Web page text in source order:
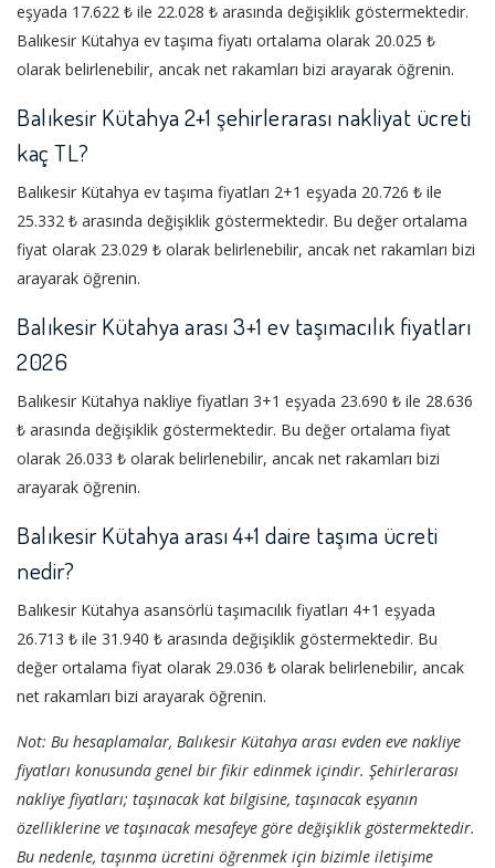
eşyada 17.622 ₺ ile 22.028 ₺ arasında değişiklik göstermektedir.
Balıkesir Kütahya ev taşıma fiyatı ortalama olarak 20.025 ₺
olarak belirlenebilir, ancak net rakamları bizi arayarak öğrenin.
Balıkesir Kütahya 2+1 şehirlerarası nakliyat ücreti
kaç TL?
Balıkesir Kütahya ev taşıma fiyatları 2+1 eşyada 20.726 ₺ ile
25.332 ₺ arasında değişiklik göstermektedir. Bu değer ortalama
fiyat olarak 23.029 ₺ olarak belirlenebilir, ancak net rakamları bizi
arayarak öğrenin.
Balıkesir Kütahya arası 3+1 ev taşımacılık fiyatları
2026
Balıkesir Kütahya nakliye fiyatları 3+1 eşyada 23.690 ₺ ile 28.636
₺ arasında değişiklik göstermektedir. Bu değer ortalama fiyat
olarak 26.033 ₺ olarak belirlenebilir, ancak net rakamları bizi
arayarak öğrenin.
Balıkesir Kütahya arası 4+1 daire taşıma ücreti
nedir?
Balıkesir Kütahya asansörlü taşımacılık fiyatları 4+1 eşyada
26.713 ₺ ile 31.940 ₺ arasında değişiklik göstermektedir. Bu
değer ortalama fiyat olarak 29.036 ₺ olarak belirlenebilir, ancak
net rakamları bizi arayarak öğrenin.
Not: Bu hesaplamalar, Balıkesir Kütahya arası evden eve nakliye
fiyatları konusunda genel bir fikir edinmek içindir. Şehirlerarası
nakliye fiyatları; taşınacak kat bilgisine, taşınacak eşyanın
özelliklerine ve taşınacak mesafeye göre değişiklik göstermektedir.
Bu nedenle, taşınma ücretini öğrenmek için bizimle iletişime